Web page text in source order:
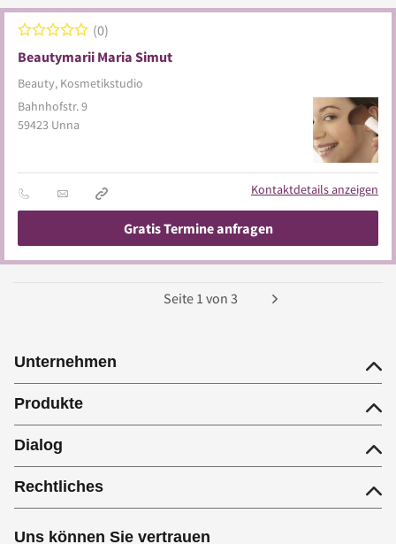
Beautymarii Maria Simut
Beauty, Kosmetikstudio
0
Bahnhofstr. 9
59423 Unna
Kontaktdetails anzeigen
Gratis Termine anfragen
Seite 1 von 3
Unternehmen
Produkte
Dialog
Rechtliches
Uns können Sie vertrauen